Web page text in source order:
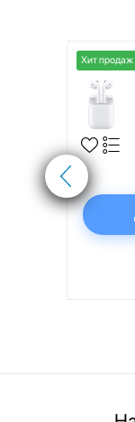
Хит продаж